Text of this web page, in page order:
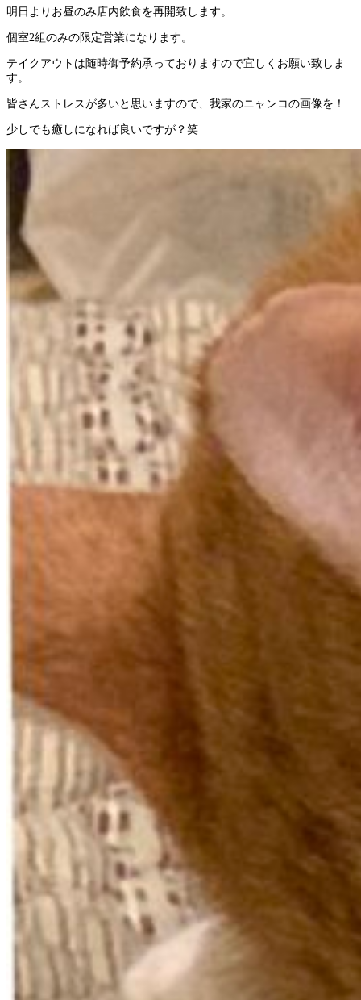
明日よりお昼のみ店内飲食を再開致します。
個室2組のみの限定営業になります。
テイクアウトは随時御予約承っておりますので宜しくお願い致しま
す。
皆さんストレスが多いと思いますので、我家のニャンコの画像を！
少しでも癒しになれば良いですが？笑